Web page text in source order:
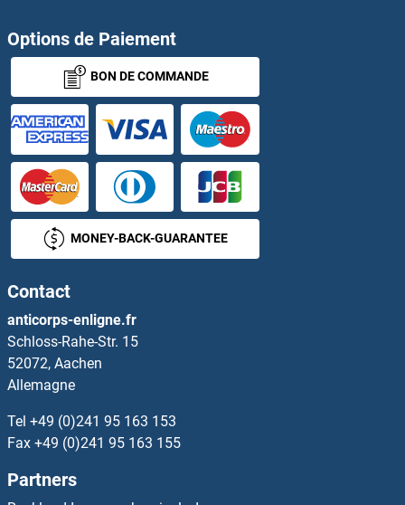
LIMS1 Kits ELISA
LIN28A Kits ELISA
Lipase A Kits ELISA
Lipase H Kits ELISA
LIPC Kits ELISA
LIPE Kits ELISA
LIPF Kits ELISA
LIPG Kits ELISA
Lipin 1 Kits ELISA
Lipocalin 1 Kits ELISA
Lipocalin 2 Kits ELISA
Options de Paiement
BON DE COMMANDE
MONEY-BACK-GUARANTEE
Contact
anticorps-enligne.fr
Schloss-Rahe-Str. 15
52072, Aachen
Allemagne
Tel +49 (0)241 95 163 153
Fax +49 (0)241 95 163 155
Partners